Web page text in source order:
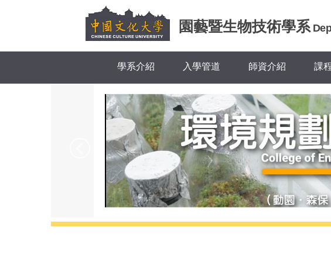
要
園藝暨生物技術學系
學系介紹 入學管道 師資介紹 課